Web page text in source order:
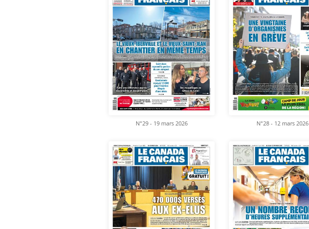
N°29 - 19 mars 2026 N°28 - 12 mars 2026